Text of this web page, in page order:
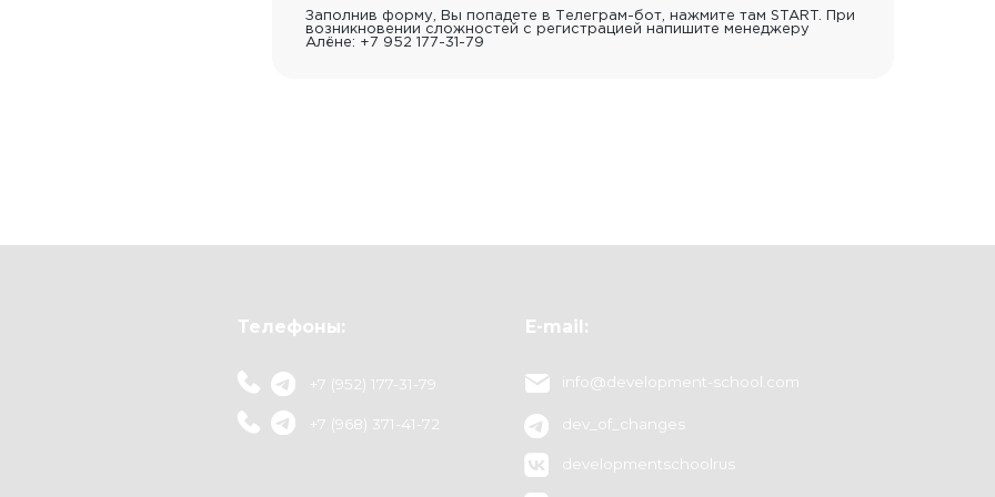
Заполнив форму, Вы попадете в Телеграм-бот, нажмите там START. При
возникновении сложностей с регистрацией напишите менеджеру
Алёне: +7 952 177-31-79developmentschoolrus
Видеоматериалы
Женский клуб
Политика конфиденциальности